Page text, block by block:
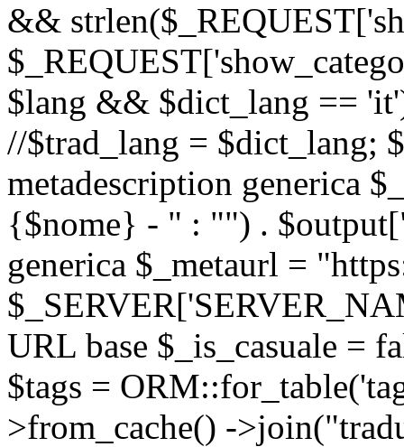
&&
$lang && $dict_lang ==
//$trad_lang = $dict_lang;
metadescription generica
{$nome} - " : "") .
generica $_metaurl =
URL base $_is_casuale =
$tags =
>from_cache() -